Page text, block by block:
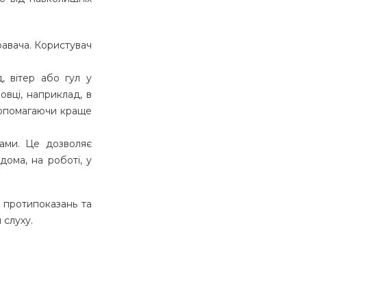
Користувач
вітер або гул у
наприклад, в
краще
Це дозволяє
на роботі, у
та